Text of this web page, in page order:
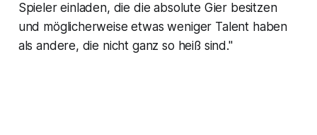
Spieler einladen, die die absolute Gier besitzen
und möglicherweise etwas weniger Talent haben
als andere, die nicht ganz so heiß sind."